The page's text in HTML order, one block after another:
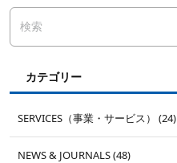
カテゴリー
SERVICES（事業・サービス） (24)
NEWS & JOURNALS (48)